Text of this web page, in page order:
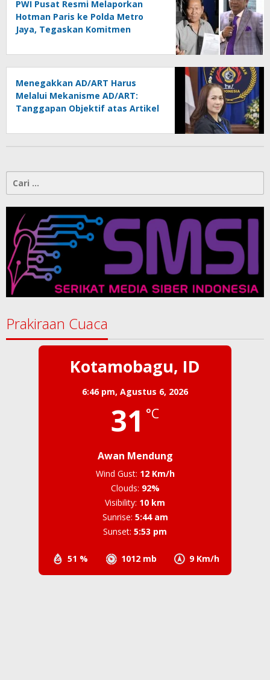
PWI Pusat Resmi Melaporkan
Hotman Paris ke Polda Metro
Jaya, Tegaskan Komitmen
Menegakkan AD/ART Harus
Melalui Mekanisme AD/ART:
Tanggapan Objektif atas Artikel
Konspirasi Melanggar Aturan”
untuk:
Prakiraan Cuaca
Kotamobagu, ID
6:46 pm, Agustus 6, 2026
31 °C
Awan Mendung
51 % 1012 mb 9 Km/h
Wind Gust: 12 Km/h
Clouds: 92%
Visibility: 10 km
Sunrise: 5:44 am
Sunset: 5:53 pm